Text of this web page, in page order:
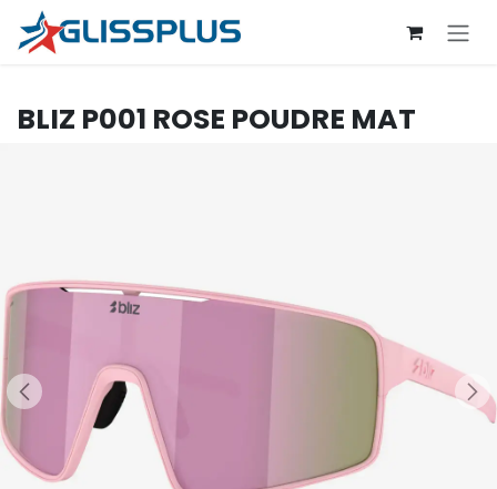
Se rendre au contenu
BLIZ P001 ROSE POUDRE MAT